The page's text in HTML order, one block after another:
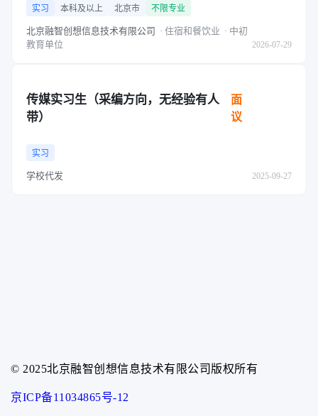
实习 本科及以上 北京市 不限专业
北京融智创想信息技术有限公司 · 住宿和餐饮业 · 中初
教育单位
2026-07-29
传媒实习生（采编方向，无经验有人
带）
面
议
实习
学校代发 2025-09-27
© 2025北京融智创想信息技术有限公司版权所有
京ICP备11034865号-12